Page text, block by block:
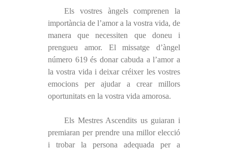
Els vostres àngels comprenen la
importància de l’amor a la vostra vida, de
manera que necessiten que doneu i
prengueu amor. El missatge d’àngel
número 619 és donar cabuda a l’amor a
la vostra vida i deixar créixer les vostres
emocions per ajudar a crear millors
oportunitats en la vostra vida amorosa.
Els Mestres Ascendits us guiaran i
premiaran per prendre una millor elecció
i trobar la persona adequada per a